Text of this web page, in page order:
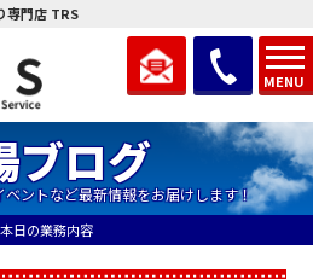
MENU
専門店 TRS
ブログ
ントなど最新情報をお届けします！
日の業務内容